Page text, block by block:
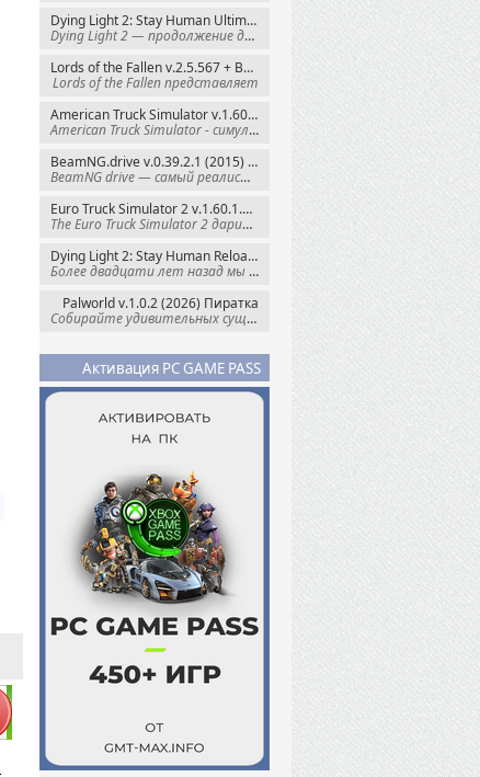
Dying Light 2: Stay Human Ultimate Edition v.1.29.1 + Все DLC (2022) Пиратка
Dying Light 2 — продолжение динамичного
Lords of the Fallen v.2.5.567 + Все DLC (2023) Пиратка
Lords of the Fallen представляет
American Truck Simulator v.1.60.1.8s + Все DLC (2016) Пиратка
American Truck Simulator - симулятор
BeamNG.drive v.0.39.2.1 (2015) RePack
BeamNG drive — самый реалистичный
Euro Truck Simulator 2 v.1.60.1.7s + Все DLC (2012) Пиратка
The Euro Truck Simulator 2 дарит вам опыт
Dying Light 2: Stay Human Reloaded Edition v.1.28.3 + Все DLC (2022) RePack
Более двадцати лет назад мы пытались
Palworld v.1.0.2 (2026) Пиратка
Собирайте удивительных существ — Палов —
Активация PC GAME PASS